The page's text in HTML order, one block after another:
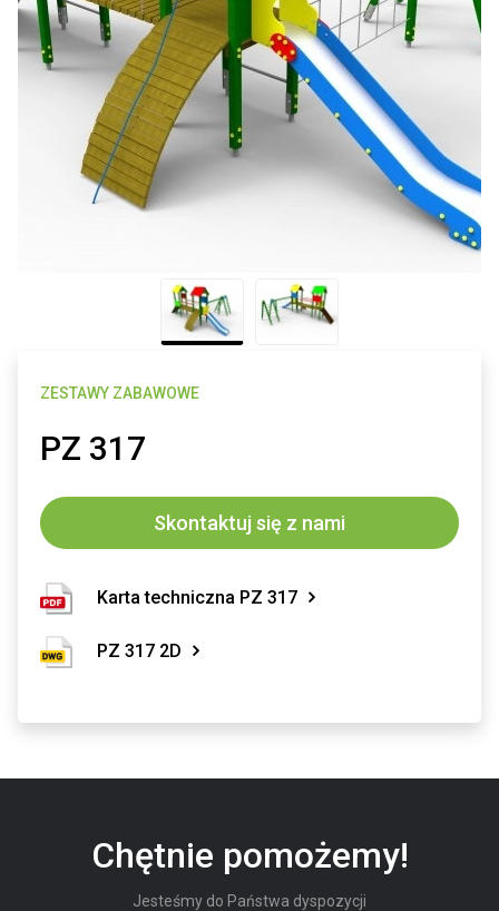
ZESTAWY ZABAWOWE
PZ 317
Skontaktuj się z nami
Karta techniczna PZ 317
PZ 317 2D
Chętnie pomożemy!
Jesteśmy do Państwa dyspozycji